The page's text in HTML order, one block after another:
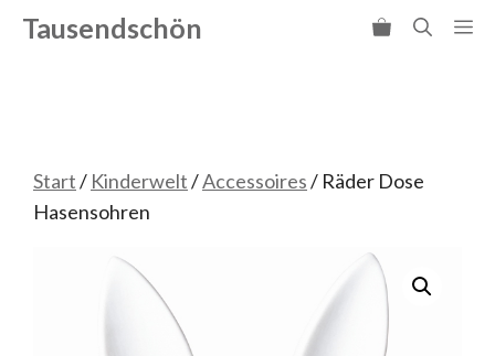
Zum
Inhalt
Tausendschön
Start/ Kinderwelt/Accessoires/ Räder Dose
Hasensohren